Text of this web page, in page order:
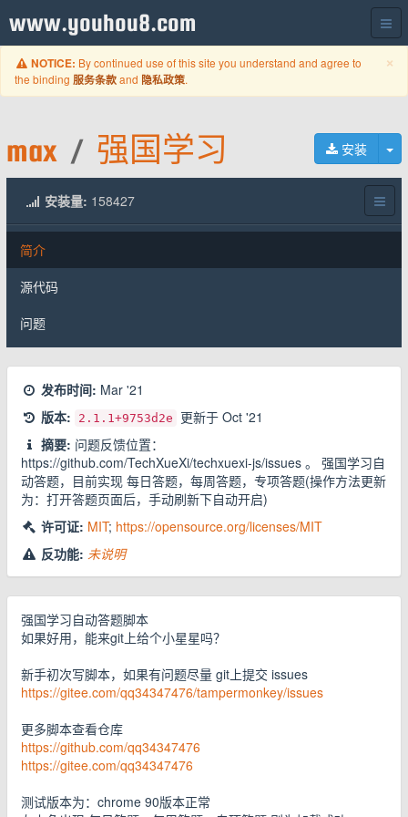
www.youhou8.com
×
NOTICE: By continued use of this site you understand and agree to
the binding 服务条款and 隐私政策.
安装
max / 强国学习
安装量: 158427
简介
源代码
问题
发布时间: Mar '21
版本:
2.1.1+9753d2e 更新于 Oct '21
摘要: 问题反馈位置：
https://github.com/TechXueXi/techxuexi-js/issues 。 强国学习自
动答题，目前实现 每日答题，每周答题，专项答题(操作方法更新
为：打开答题页面后，手动刷新下自动开启)
许可证: MIT; https://opensource.org/licenses/MIT
反功能: 未说明
强国学习自动答题脚本
如果好用，能来git上给个小星星吗？
新手初次写脚本，如果有问题尽量 git上提交 issues
https://gitee.com/qq34347476/tampermonkey/issues
更多脚本查看仓库
https://github.com/qq34347476
https://gitee.com/qq34347476
测试版本为：chrome 90版本正常